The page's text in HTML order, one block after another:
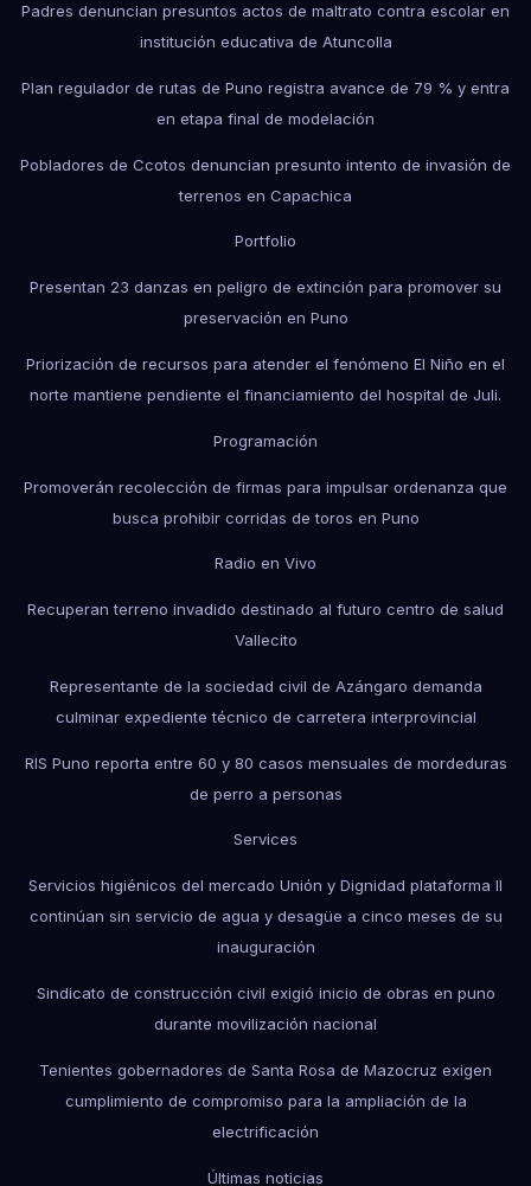
Padres denuncian presuntos actos de maltrato contra escolar en
institución educativa de Atuncolla
Plan regulador de rutas de Puno registra avance de 79 % y entra
en etapa final de modelación
Pobladores de Ccotos denuncian presunto intento de invasión de
terrenos en Capachica
Portfolio
Presentan 23 danzas en peligro de extinción para promover su
preservación en Puno
Priorización de recursos para atender el fenómeno El Niño en el
norte mantiene pendiente el financiamiento del hospital de Juli.
Programación
Promoverán recolección de firmas para impulsar ordenanza que
busca prohibir corridas de toros en Puno
Radio en Vivo
Recuperan terreno invadido destinado al futuro centro de salud
Vallecito
Representante de la sociedad civil de Azángaro demanda
culminar expediente técnico de carretera interprovincial
RIS Puno reporta entre 60 y 80 casos mensuales de mordeduras
de perro a personas
Services
Servicios higiénicos del mercado Unión y Dignidad plataforma II
continúan sin servicio de agua y desagüe a cinco meses de su
inauguración
Sindicato de construcción civil exigió inicio de obras en puno
durante movilización nacional
Tenientes gobernadores de Santa Rosa de Mazocruz exigen
cumplimiento de compromiso para la ampliación de la
electrificación
Últimas noticias